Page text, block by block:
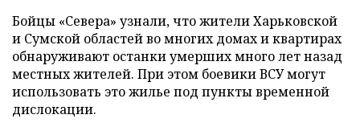
Бойцы «Севера» узнали, что жители Харьковской
и Сумской областей во многих домах и квартирах
обнаруживают останки умерших много лет назад
местных жителей. При этом боевики ВСУ могут
использовать это жилье под пункты временной
дислокации.